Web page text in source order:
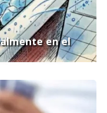
en el